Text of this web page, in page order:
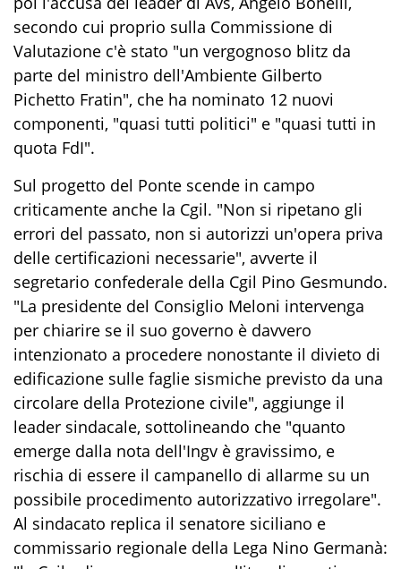
secondo cui proprio sulla Commissione di
Valutazione c'è stato "un vergognoso blitz da
parte del ministro dell'Ambiente Gilberto
Pichetto Fratin", che ha nominato 12 nuovi
componenti, "quasi tutti politici" e "quasi tutti in
quota FdI".
Sul progetto del Ponte scende in campo
criticamente anche la Cgil. "Non si ripetano gli
errori del passato, non si autorizzi un'opera priva
delle certificazioni necessarie", avverte il
segretario confederale della Cgil Pino Gesmundo.
"La presidente del Consiglio Meloni intervenga
per chiarire se il suo governo è davvero
intenzionato a procedere nonostante il divieto di
edificazione sulle faglie sismiche previsto da una
circolare della Protezione civile", aggiunge il
leader sindacale, sottolineando che "quanto
emerge dalla nota dell'Ingv è gravissimo, e
rischia di essere il campanello di allarme su un
possibile procedimento autorizzativo irregolare".
Al sindacato replica il senatore siciliano e
commissario regionale della Lega Nino Germanà: